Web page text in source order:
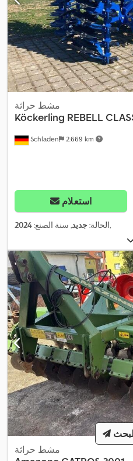
Schladen 2.669 km
مشط حراثة
Köckerling REBELL
استعلام
الحالة:جديد, سنة الصنع:2024 ,
مشط حراثة